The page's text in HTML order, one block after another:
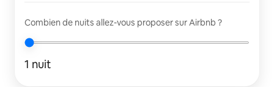
Combien de nuits allez-vous proposer sur Airbnb ?
1 nuit